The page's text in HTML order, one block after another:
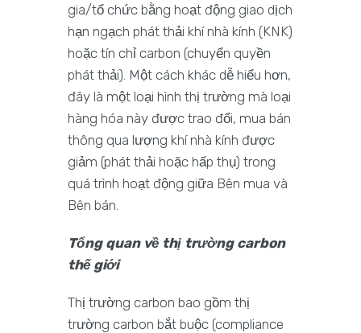
gia/tổ chức bằng hoạt động giao dịch
hạn ngạch phát thải khí nhà kính (KNK)
hoặc tín chỉ carbon (chuyển quyền
phát thải). Một cách khác dễ hiểu hơn,
đây là một loại hình thị trường mà loại
hàng hóa này được trao đổi, mua bán
thông qua lượng khí nhà kính được
giảm (phát thải hoặc hấp thụ) trong
quá trình hoạt động giữa Bên mua và
Bên bán.
Tổng quan về thị trường carbon
thế giới
Thị trường carbon bao gồm thị
trường carbon bắt buộc (compliance